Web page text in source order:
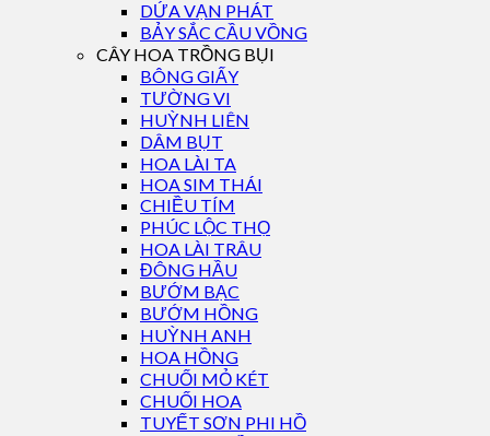
DỨA VẠN PHÁT
BẢY SẮC CẦU VỒNG
CÂY HOA TRỒNG BỤI
BÔNG GIẤY
TƯỜNG VI
HUỲNH LIÊN
DÂM BỤT
HOA LÀI TA
HOA SIM THÁI
CHIỀU TÍM
PHÚC LỘC THỌ
HOA LÀI TRÂU
ĐÔNG HẦU
BƯỚM BẠC
BƯỚM HỒNG
HUỲNH ANH
HOA HỒNG
CHUỐI MỎ KÉT
CHUỐI HOA
TUYẾT SƠN PHI HỒ